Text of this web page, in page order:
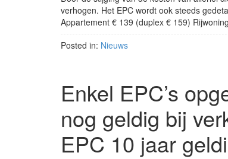
verhogen. Het EPC wordt ook steeds
Appartement € 139 (duplex € 159)
Posted in: Nieuws
Enkel EPC’s
nog geldig bij
EPC 10 jaar